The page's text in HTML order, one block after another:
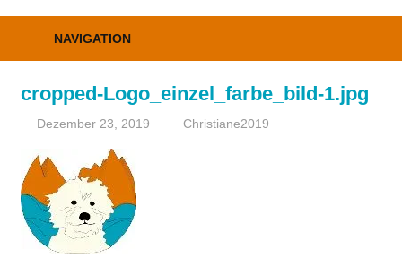
Coaching
NAVIGATION
cropped-Logo_einzel_farbe_bild-1.jpg
Dezember 23, 2019 Christiane2019